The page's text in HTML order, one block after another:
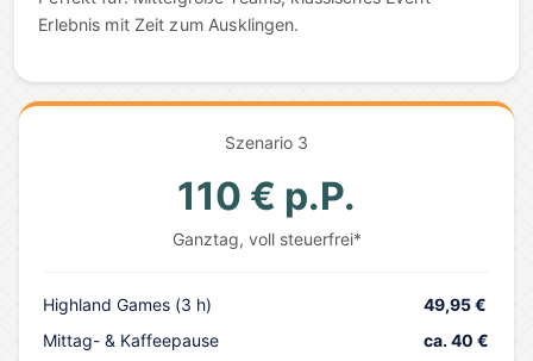
Erlebnis mit Zeit zum Ausklingen.
Szenario 3
110 € p.P.
Ganztag, voll steuerfrei*
Highland Games (3 h)
49,95 €
Mittag- & Kaffeepause
ca. 40 €